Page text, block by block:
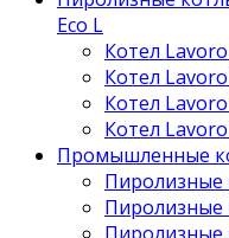
Eco L
Котел
Котел
Котел
Котел
Промышленные
Пиролизные
Пиролизные